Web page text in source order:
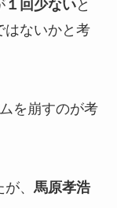
１回少ないと
はないかと考
を崩すのが考
、 馬原孝浩